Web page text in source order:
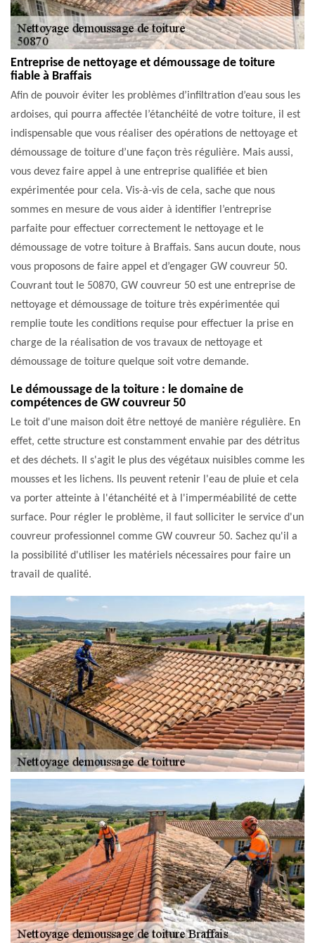
Entreprise de nettoyage et démoussage de toiture
fiable à Braffais
Afin de pouvoir éviter les problèmes d’infiltration d’eau sous les
ardoises, qui pourra affectée l’étanchéité de votre toiture, il est
indispensable que vous réaliser des opérations de nettoyage et
démoussage de toiture d’une façon très régulière. Mais aussi,
vous devez faire appel à une entreprise qualifiée et bien
expérimentée pour cela. Vis-à-vis de cela, sache que nous
sommes en mesure de vous aider à identifier l’entreprise
parfaite pour effectuer correctement le nettoyage et le
démoussage de votre toiture à Braffais. Sans aucun doute, nous
vous proposons de faire appel et d’engager GW couvreur 50.
Couvrant tout le 50870, GW couvreur 50 est une entreprise de
nettoyage et démoussage de toiture très expérimentée qui
remplie toute les conditions requise pour effectuer la prise en
charge de la réalisation de vos travaux de nettoyage et
démoussage de toiture quelque soit votre demande.
Le démoussage de la toiture : le domaine de
compétences de GW couvreur 50
Le toit d'une maison doit être nettoyé de manière régulière. En
effet, cette structure est constamment envahie par des détritus
et des déchets. Il s'agit le plus des végétaux nuisibles comme les
mousses et les lichens. Ils peuvent retenir l'eau de pluie et cela
va porter atteinte à l'étanchéité et à l'imperméabilité de cette
surface. Pour régler le problème, il faut solliciter le service d'un
couvreur professionnel comme GW couvreur 50. Sachez qu'il a
la possibilité d'utiliser les matériels nécessaires pour faire un
travail de qualité.